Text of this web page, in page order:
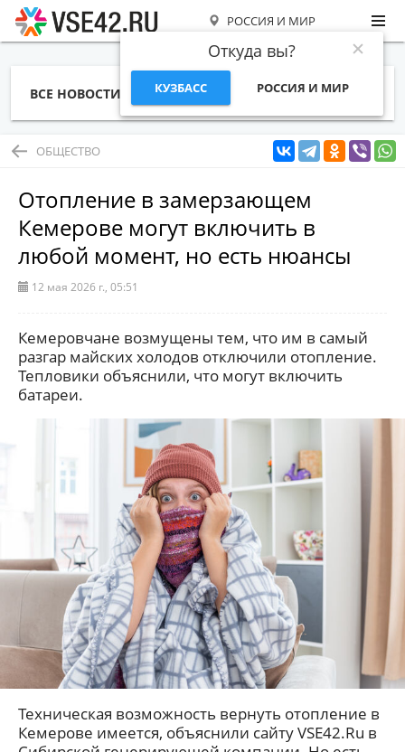
РОССИЯ И МИР
Откуда вы?
КУЗБАСС РОССИЯ И МИР
ВСЕ НОВОСТИ СТАТЬИ ТЕМЫ ФОТО
ОБЩЕСТВО
Отопление в замерзающем
Кемерове могут включить в
любой момент, но есть нюансы
12 мая 2026 г., 05:51
Кемеровчане возмущены тем, что им в самый
разгар майских холодов отключили отопление.
Тепловики объяснили, что могут включить
батареи.
Техническая возможность вернуть отопление в
Кемерове имеется, объяснили сайту VSE42.Ru в